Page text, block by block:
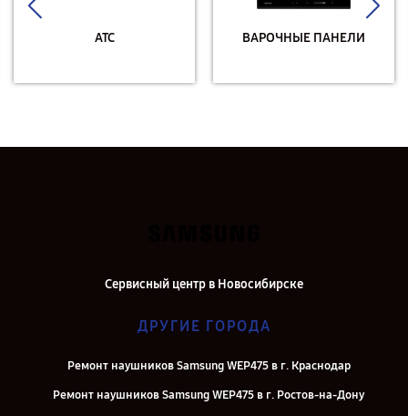
АТС ВАРОЧНЫЕ ПАНЕЛИ
Сервисный центр в Новосибирске
ДРУГИЕ ГОРОДА
Ремонт наушников Samsung WEP475 в г. Краснодар
Ремонт наушников Samsung WEP475 в г. Ростов-на-Дону